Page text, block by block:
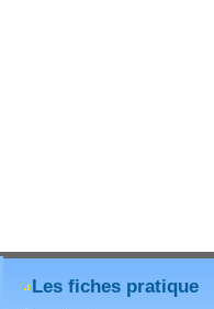
Les fiches pratique